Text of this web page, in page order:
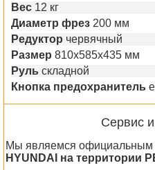
Вес 12 кг
Диаметр фрез 200 мм
Редуктор червячный
Размер 810х585х435 мм
Руль складной
Кнопка предохранитель
Сервис
Мы являемся официальным
HYUNDAI на территории